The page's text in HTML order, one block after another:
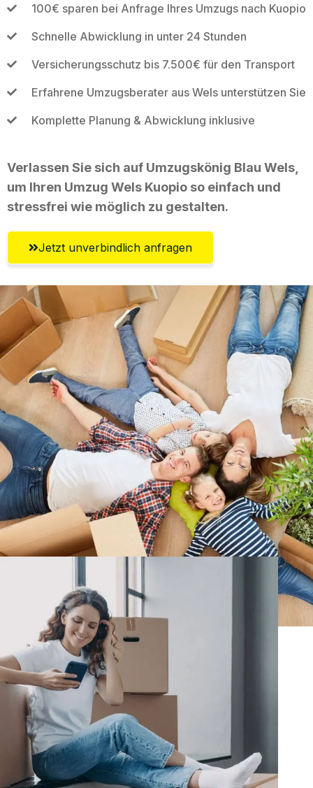
100€ sparen bei Anfrage Ihres Umzugs nach Kuopio
Schnelle Abwicklung in unter 24 Stunden
Versicherungsschutz bis 7.500€ für den Transport
Erfahrene Umzugsberater aus Wels unterstützen Sie
Komplette Planung & Abwicklung inklusive
Verlassen Sie sich auf Umzugskönig Blau Wels,
um Ihren Umzug Wels Kuopio so einfach und
stressfrei wie möglich zu gestalten.
Jetzt unverbindlich anfragen